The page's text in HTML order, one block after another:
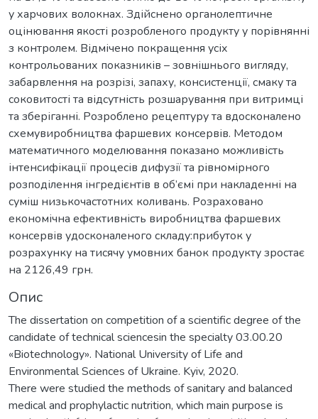
у харчових волокнах. Здійснено органолептичне
оцінювання якості розробленого продукту у порівнянні
з контролем. Відмічено покращення усіх
контрольованих показників – зовнішнього вигляду,
забарвлення на розрізі, запаху, консистенції, смаку та
соковитості та відсутність розшарування при витримці
та зберіганні. Розроблено рецептуру та вдосконалено
схемувиробництва фаршевих консервів. Методом
математичного моделювання показано можливість
інтенсифікації процесів дифузії та рівномірного
розподілення інгредієнтів в об’ємі при накладенні на
суміш низькочастотних коливань. Розраховано
економічна ефективність виробництва фаршевих
консервів удосконаленого складу:прибуток у
розрахунку на тисячу умовних банок продукту зростає
на 2126,49 грн.
Опис
The dissertation on competition of a scientific degree of the
candidate of technical sciencesin the specialty 03.00.20
«Biotechnology». National University of Life and
Environmental Sciences of Ukraine. Kyiv, 2020.
There were studied the methods of sanitary and balanced
medical and prophylactic nutrition, which main purpose is